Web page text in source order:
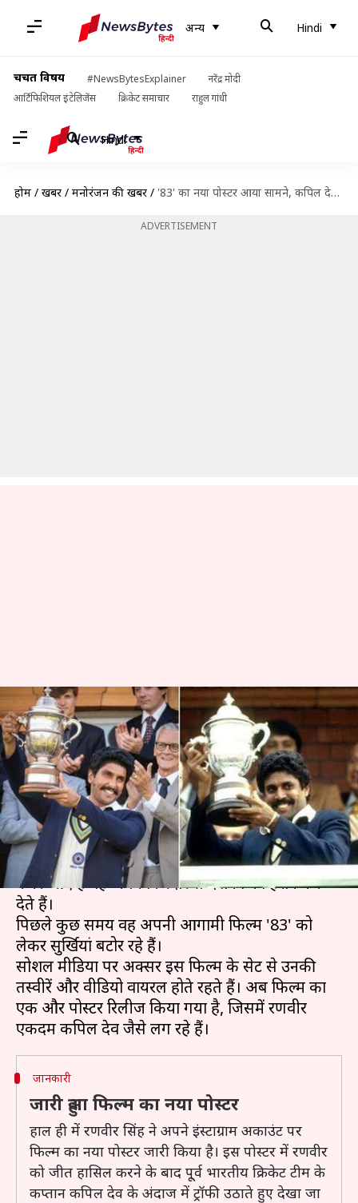
अन्य Hindi
चर्चित विषय #NewsBytesExplainer
नरेंद्र मोदी
आर्टिफिशियल इंटेलिजेंस
क्रिकेट समाचार राहुल गांधी
Hindi
होम / खबरें / मनोरंजन की खबरें / '83' का नया पोस्टर आया सामने, कपिल देव के अंदाज में रणवीर ने उठाई ट्रॉफी
ADVERTISEMENT
'83' का नया पोस्टर आया सामने,
कपिल देव के अंदाज में रणवीर ने
उठाई ट्रॉफी
लेखन भावना साहनी Mar 07, 2020 04:47 pm
क्या है खबर?
बॉलीवुड अभिनेता रणवीर सिंह अब तक जिस भी फिल्म में
नजर आए हैं वह अपने किरदार से दर्शकों को हैरान कर
देते हैं।
पिछले कुछ समय वह अपनी आगामी फिल्म '83' को
लेकर सुर्खियां बटोर रहे हैं।
सोशल मीडिया पर अक्सर इस फिल्म के सेट से उनकी
तस्वीरें और वीडियो वायरल होते रहते हैं। अब फिल्म का
एक और पोस्टर रिलीज किया गया है, जिसमें रणवीर
जानकारी
जारी हुआ फिल्म का नया पोस्टर
हाल ही में रणवीर सिंह ने अपने इंस्टाग्राम अकाउंट पर
फिल्म का नया पोस्टर जारी किया है। इस पोस्टर में रणवीर
को जीत हासिल करने के बाद पू्र्व भारतीय क्रिकेट टीम के
कप्तान कपिल देव के अंदाज में ट्रॉफी उठाते हुए देखा जा